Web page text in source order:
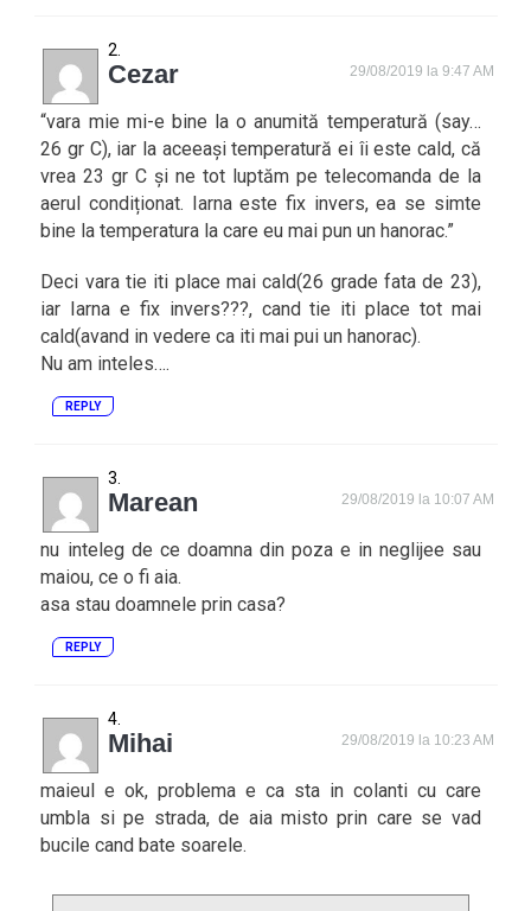
Cezar 29/08/2019 la 9:47 AM
“vara mie mi-e bine la o anumită temperatură (say…
26 gr C), iar la aceeași temperatură ei îi este cald, că
vrea 23 gr C și ne tot luptăm pe telecomanda de la
aerul condiționat. Iarna este fix invers, ea se simte
bine la temperatura la care eu mai pun un hanorac.”
Deci vara tie iti place mai cald(26 grade fata de 23),
iar Iarna e fix invers???, cand tie iti place tot mai
cald(avand in vedere ca iti mai pui un hanorac).
Nu am inteles….
REPLY
Marean 29/08/2019 la 10:07 AM
nu inteleg de ce doamna din poza e in neglijee sau
maiou, ce o fi aia.
asa stau doamnele prin casa?
REPLY
Mihai 29/08/2019 la 10:23 AM
maieul e ok, problema e ca sta in colanti cu care
umbla si pe strada, de aia misto prin care se vad
bucile cand bate soarele.